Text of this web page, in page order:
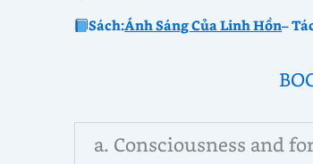
Sách:Ánh Sáng Của Linh Hồn–
a. Consciousness and